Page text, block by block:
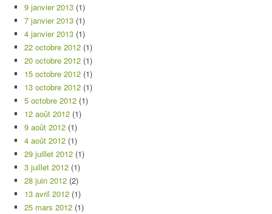
9 janvier 2013 (1)
7 janvier 2013 (1)
4 janvier 2013 (1)
22 octobre 2012 (1)
20 octobre 2012 (1)
15 octobre 2012 (1)
13 octobre 2012 (1)
5 octobre 2012 (1)
12 août 2012 (1)
9 août 2012 (1)
4 août 2012 (1)
29 juillet 2012 (1)
3 juillet 2012 (1)
28 juin 2012 (2)
13 avril 2012 (1)
25 mars 2012 (1)